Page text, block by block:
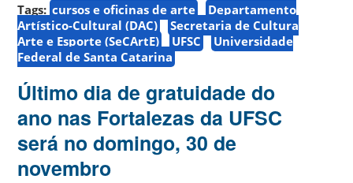
Tags: cursos e oficinas de arte
Departamento
Artístico-Cultural (DAC)
Secretaria de Cultura
Arte e Esporte (SeCArtE)
UFSC
Universidade
Federal de Santa Catarina
Último dia de gratuidade do
ano nas Fortalezas da UFSC
será no domingo, 30 de
novembro